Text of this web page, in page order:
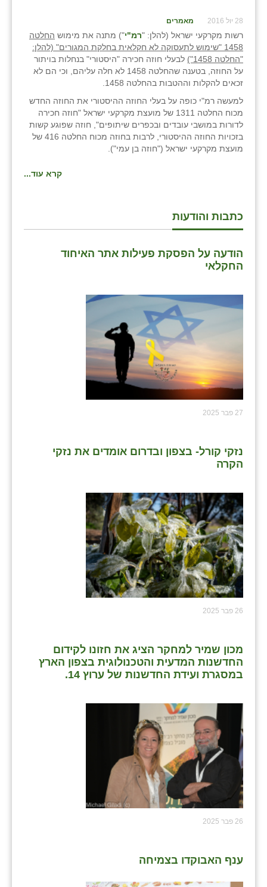
28 יול 2016 מאמרים
רשות מקרקעי ישראל (להלן: "רמ"י") מתנה את מימוש החלטה
1458 "שימוש לתעסוקה לא חקלאית בחלקת המגורים" (להלן:
"החלטה 1458")
לבעלי חוזה חכירה "היסטורי" בנחלות בויתור
על החוזה, בטענה שהחלטה 1458 לא חלה עליהם, וכי הם לא
זכאים להקלות וההטבות בהחלטה 1458.
למעשה רמ"י כופה על בעלי החוזה ההיסטורי את החוזה החדש
מכוח החלטה 1311 של מועצת מקרקעי ישראל "חוזה חכירה
לדורות במושבי עובדים ובכפרים שיתופים", חוזה שפוגע קשות
בזכויות החוזה ההיסטורי, לרבות בחוזה מכוח החלטה 416 של
מועצת מקרקעי ישראל ("חוזה בן עמי").
קרא עוד...
כתבות והודעות
הודעה על הפסקת פעילות אתר האיחוד
החקלאי
27 פבר 2025
נזקי קורל- בצפון ובדרום אומדים את נזקי
הקרה
26 פבר 2025
מכון שמיר למחקר הציג את חזונו לקידום
החדשנות המדעית והטכנולוגית בצפון הארץ
במסגרת ועידת החדשנות של ערוץ 14.
26 פבר 2025
ענף האבוקדו בצמיחה